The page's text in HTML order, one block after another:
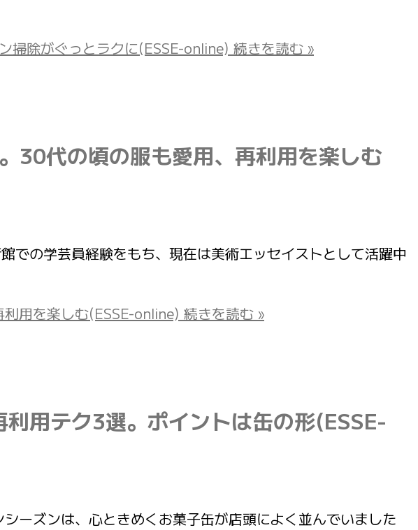
掃除がぐっとラクに(ESSE-online) 続きを読む »
30代の頃の服も愛用、再利用を楽しむ
の学芸員経験をもち、現在は美術エッセイストとして活躍中
用を楽しむ(ESSE-online) 続きを読む »
用テク3選。ポイントは缶の形(ESSE-
ズンは、心ときめくお菓子缶が店頭によく並んでいました